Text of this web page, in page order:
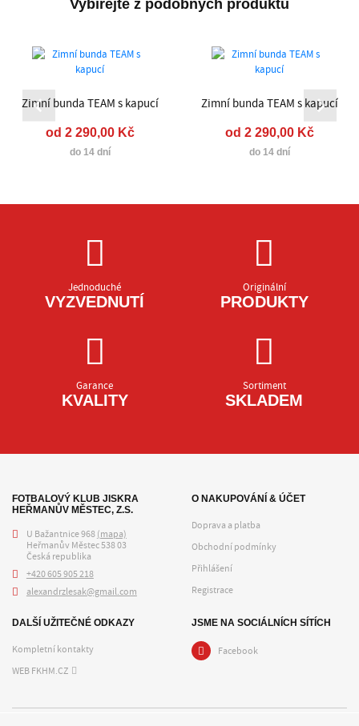
Vybírejte z podobných produktů
Zimní bunda TEAM s kapucí
od 2 290,00 Kč
do 14 dní
Zimní bunda TEAM s kapucí
od 2 290,00 Kč
do 14 dní
Jednoduché
VYZVEDNUTÍ
Originální
PRODUKTY
Garance
KVALITY
Sortiment
SKLADEM
FOTBALOVÝ KLUB JISKRA
HEŘMANŮV MĚSTEC, Z.S.
U Bažantnice 968(mapa)
Heřmanův Městec 538 03
Česká republika
+420 605 905 218
alexandrzlesak@gmail.com
O NAKUPOVÁNÍ & ÚČET
Doprava a platba
Obchodní podmínky
Přihlášení
Registrace
DALŠÍ UŽITEČNÉ ODKAZY
Kompletní kontakty
WEB FKHM.CZ
JSME NA SOCIÁLNÍCH SÍTÍCH
Facebook